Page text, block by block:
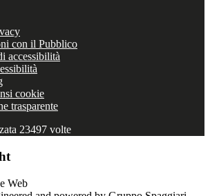
con il Pubblico
accessibilità
cookie
trasparente
23497 volte